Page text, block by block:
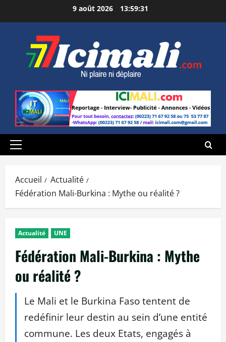
au
9 août 2026 13:59:32
Menu
Accueil
Actualité
Fédération Mali-Burkina : Mythe ou réalité ?
Actualité UNE
Fédération Mali-Burkina : Mythe
ou réalité ?
Le Mali et le Burkina Faso tentent de
redéfinir leur destin au sein d’une entité
commune. Les deux Etats, engagés à